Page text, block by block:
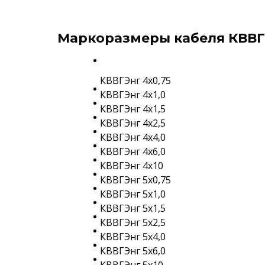
Маркоразмеры кабеля
КВВГЭнг 4х0,75
КВВГЭнг 4х1,0
КВВГЭнг 4х1,5
КВВГЭнг 4х2,5
КВВГЭнг 4х4,0
КВВГЭнг 4х6,0
КВВГЭнг 4х10
КВВГЭнг 5х0,75
КВВГЭнг 5х1,0
КВВГЭнг 5х1,5
КВВГЭнг 5х2,5
КВВГЭнг 5х4,0
КВВГЭнг 5х6,0